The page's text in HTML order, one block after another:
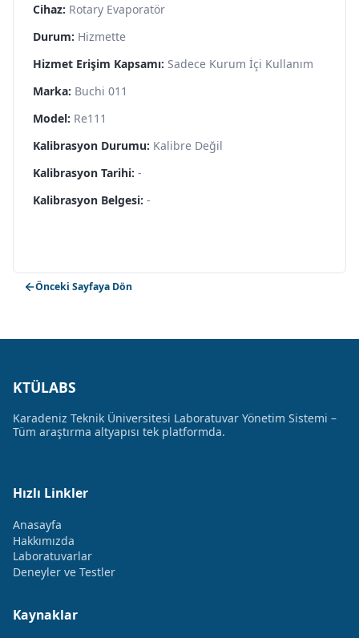
Cihaz: Rotary Evaporatör
Durum: Hizmette
Hizmet Erişim Kapsamı: Sadece Kurum İçi Kullanım
Marka: Buchi 011
Model: Re111
Kalibrasyon Durumu: Kalibre Değil
Kalibrasyon Tarihi: -
Kalibrasyon Belgesi: -
Önceki Sayfaya Dön
KTÜLABS
Karadeniz Teknik Üniversitesi Laboratuvar Yönetim Sistemi –
Tüm araştırma altyapısı tek platformda.
Hızlı Linkler
Anasayfa
Hakkımızda
Laboratuvarlar
Deneyler ve Testler
Kaynaklar